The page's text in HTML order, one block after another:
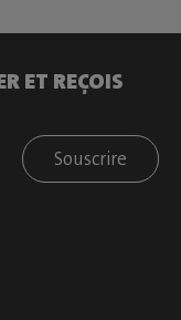
ET REÇOIS
Souscrire